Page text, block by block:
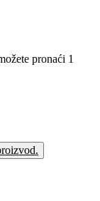
pronaći 1